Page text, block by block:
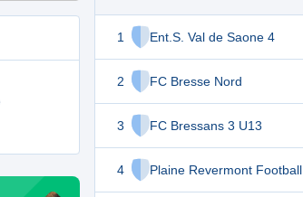
1 Ent.S. Val de Saone 4
2 FC Bresse Nord
3 FC Bressans 3 U13
4 Plaine Revermont Football